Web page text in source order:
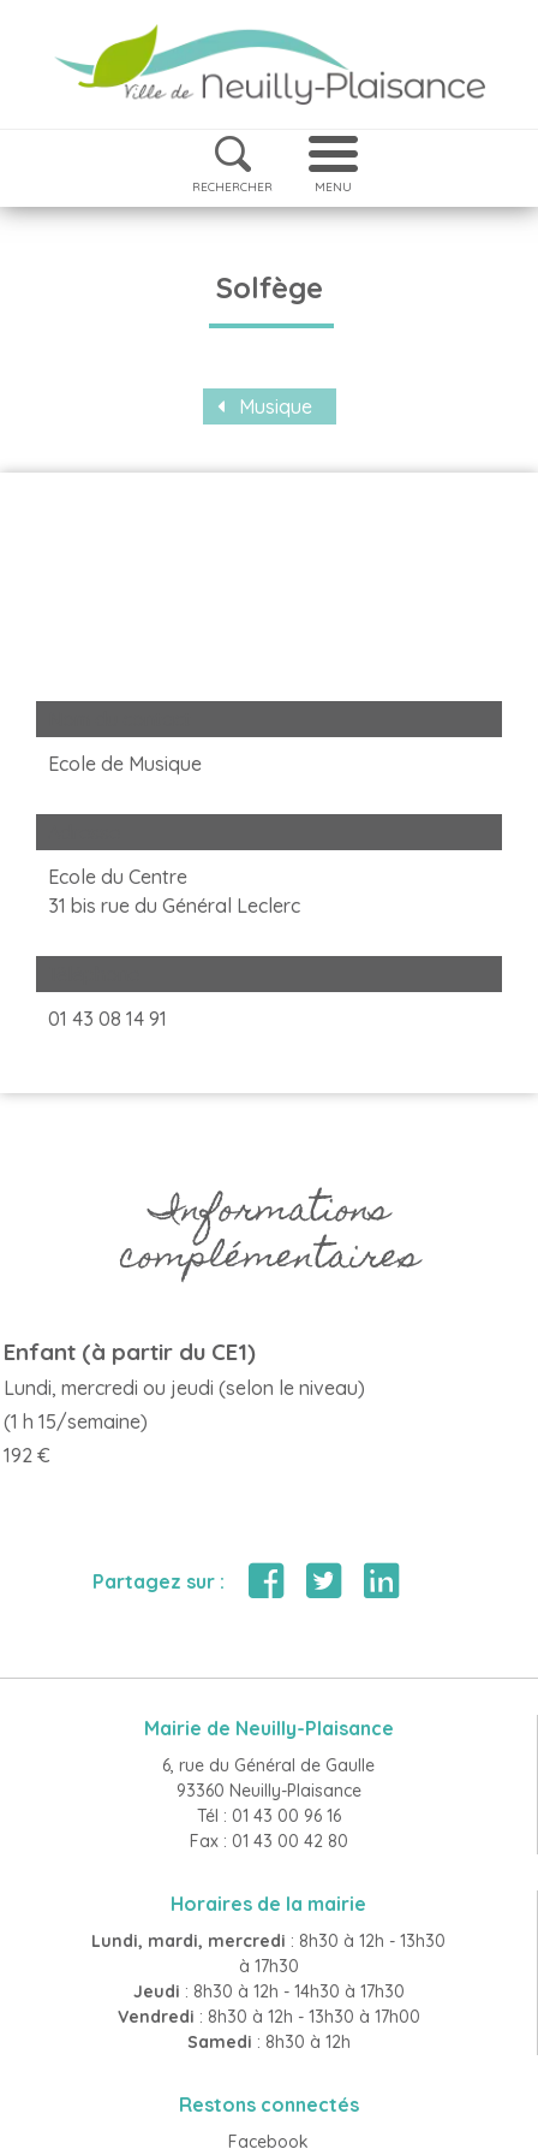
RECHERCHER MENU
Solfège
Musique
Ecole de Musique
Ecole du Centre
31 bis rue du Général Leclerc
01 43 08 14 91
Informations
complémentaires
Enfant (à partir du CE1)
Lundi, mercredi ou jeudi (selon le niveau)
(1 h 15/semaine)
192 €
Partagez sur :
Mairie de Neuilly-Plaisance
6, rue du Général de Gaulle
93360 Neuilly-Plaisance
Tél : 01 43 00 96 16
Fax : 01 43 00 42 80
Horaires de la mairie
Lundi, mardi, mercredi : 8h30 à 12h - 13h30
à 17h30
Jeudi : 8h30 à 12h - 14h30 à 17h30
Vendredi : 8h30 à 12h - 13h30 à 17h00
Samedi : 8h30 à 12h
Restons connectés
Facebook